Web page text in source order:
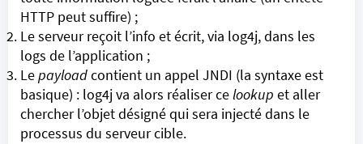
HTTP peut suffire) ;
Le serveur reçoit l’info et écrit, via log4j, dans les
logs de l’application ;
Lepayloadcontient un appel JNDI (la syntaxe est
basique) : log4j va alors réaliser celookup et aller
chercher l’objet désigné qui sera injecté dans le
processus du serveur cible.